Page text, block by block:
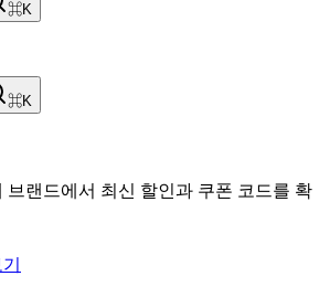
⌘K
⌘K
브랜드에서 최신 할인과 쿠폰 코드를 확